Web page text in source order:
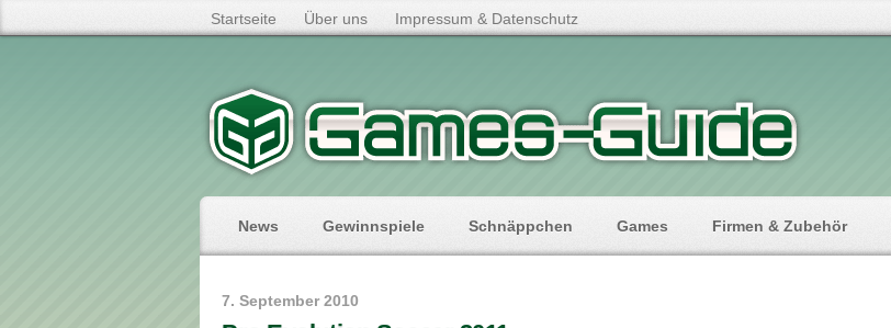
Startseite Über uns Impressum & Datenschutz
News Gewinnspiele Schnäppchen Games Firmen & Zubehör
7. September 2010